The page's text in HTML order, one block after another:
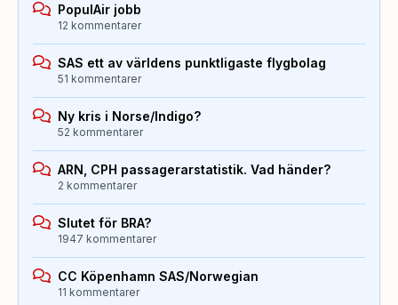
PopulAir jobb
12 kommentarer
SAS ett av världens punktligaste flygbolag
51 kommentarer
Ny kris i Norse/Indigo?
52 kommentarer
ARN, CPH passagerarstatistik. Vad händer?
2 kommentarer
Slutet för BRA?
1947 kommentarer
CC Köpenhamn SAS/Norwegian
11 kommentarer